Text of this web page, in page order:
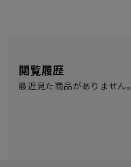
閲覧履歴
最近見た商品がありません。